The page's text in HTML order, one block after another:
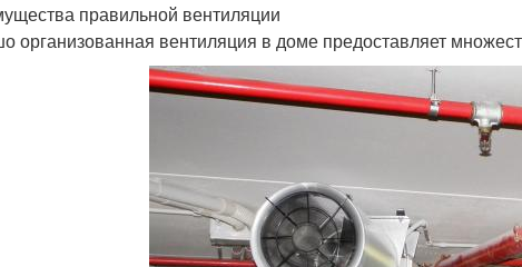
правильной вентиляции
организованная вентиляция в доме предоставляет